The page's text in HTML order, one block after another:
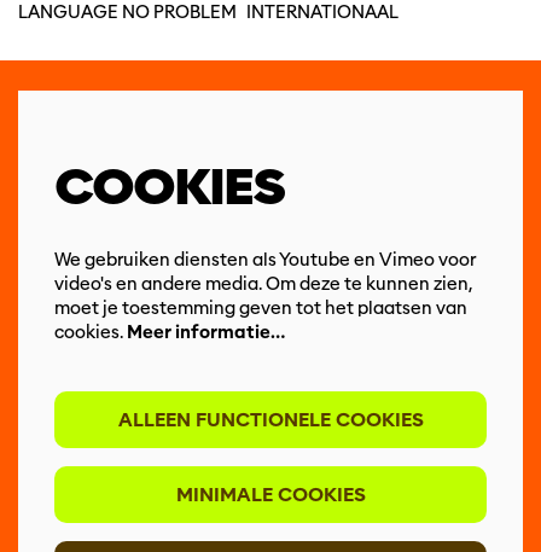
LANGUAGE NO PROBLEM INTERNATIONAAL
COOKIES
We gebruiken diensten als Youtube en Vimeo voor
video's en andere media. Om deze te kunnen zien,
moet je toestemming geven tot het plaatsen van
cookies. Meer informatie…
ALLEEN FUNCTIONELE COOKIES
MINIMALE COOKIES